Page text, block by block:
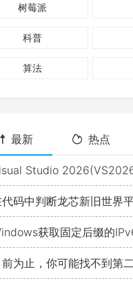
树莓派
科普
算法
最新 热点
Studio
码中判断龙芯新旧世界
获取固定后缀的
止，你可能找不到第二台支持志强的1L小主机（P350 Tiny+W-